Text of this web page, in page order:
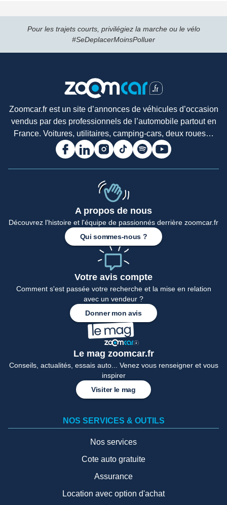
Pour les trajets courts, privilégiez la marche ou le vélo
#SeDeplacerMoinsPolluer
Zoomcar.fr est un site d’annonces de véhicules d’occasion
vendus par des professionnels de l’automobile partout en
France. Voitures, utilitaires, camping-cars, deux roues…
A propos de nous
Découvrez l'histoire et l'équipe de passionnés derrière zoomcar.fr
Qui sommes-nous ?
Votre avis compte
Comment s'est passée votre recherche et la mise en relation
avec un vendeur ?
Donner mon avis
Le mag zoomcar.fr
Conseils, actualités, essais auto... Venez vous renseigner et vous
inspirer
Visiter le mag
NOS SERVICES & OUTILS
Nos services
Cote auto gratuite
Assurance
Location avec option d'achat